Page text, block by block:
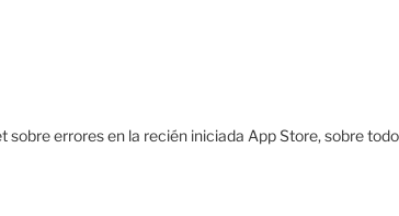
errores en la recién iniciada App Store, sobre